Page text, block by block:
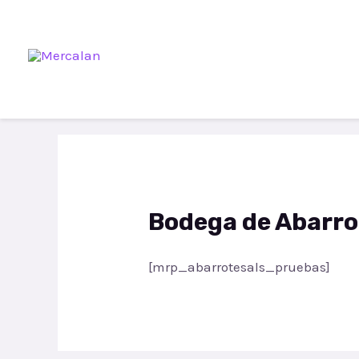
Bodega de
[mrp_abarrotesals_pruebas]